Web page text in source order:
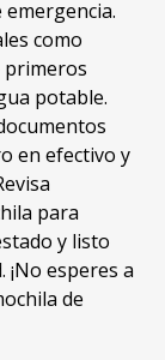
como
primeros
potable.
en efectivo y
para
y listo
esperes a
de